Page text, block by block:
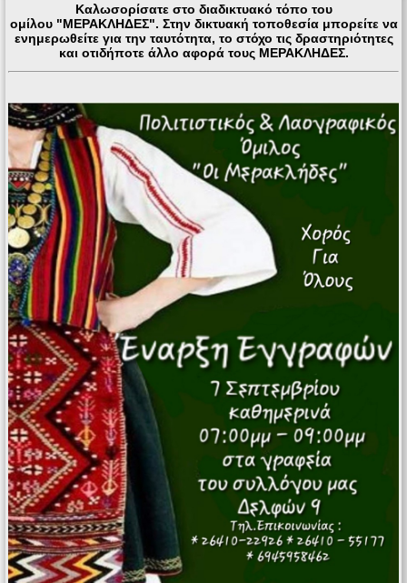
Καλωσορίσατε στο διαδικτυακό τόπο του
ομίλου "ΜΕΡΑΚΛΗΔΕΣ". Στην δικτυακή τοποθεσία μπορείτε να
ενημερωθείτε για την ταυτότητα, το στόχο τις δραστηριότητες
και οτιδήποτε άλλο αφορά τους ΜΕΡΑΚΛΗΔΕΣ.